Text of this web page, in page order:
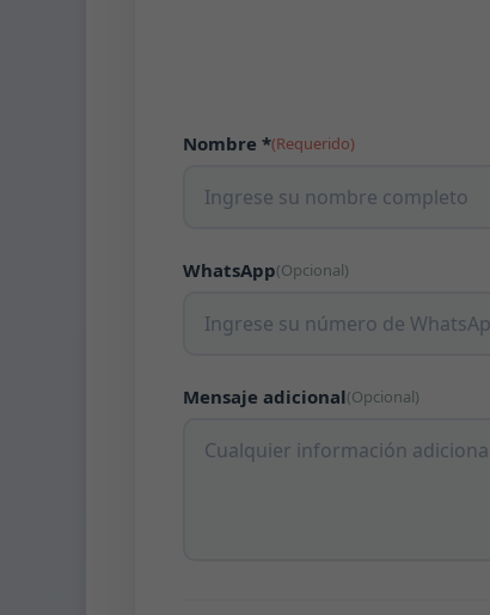
Nombre *(Requerido)
WhatsApp(Opcional)
Mensaje adicional(Opcional)